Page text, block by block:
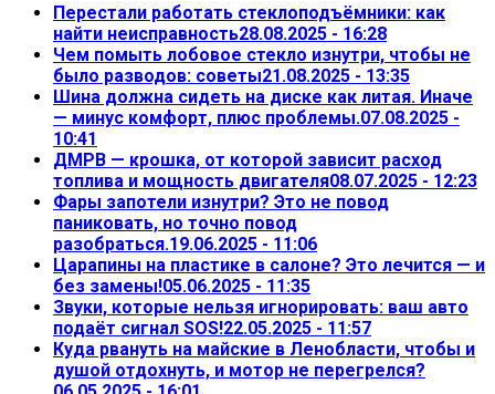
Перестали работать стеклоподъёмники: как
найти неисправность28.08.2025 - 16:28
Чем помыть лобовое стекло изнутри, чтобы не
было разводов: советы21.08.2025 - 13:35
Шина должна сидеть на диске как литая. Иначе
— минус комфорт, плюс проблемы.07.08.2025 -
10:41
ДМРВ — крошка, от которой зависит расход
топлива и мощность двигателя08.07.2025 - 12:23
Фары запотели изнутри? Это не повод
паниковать, но точно повод
разобраться.19.06.2025 - 11:06
Царапины на пластике в салоне? Это лечится — и
без замены!05.06.2025 - 11:35
Звуки, которые нельзя игнорировать: ваш авто
подаёт сигнал SOS!22.05.2025 - 11:57
Куда рвануть на майские в Ленобласти, чтобы и
душой отдохнуть, и мотор не перегрелся?